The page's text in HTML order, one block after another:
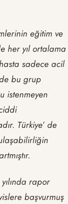
eğitim ve
her yıl ortalama
sadece acil
bu grup
istenmeyen
Türkiye’ de
rapor
başvurmuş